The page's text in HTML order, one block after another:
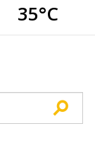
35°C